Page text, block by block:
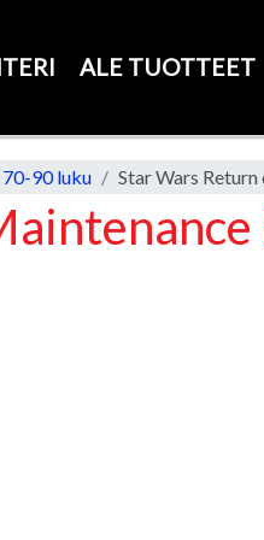
ALE TUOTTEET
70-90 luku